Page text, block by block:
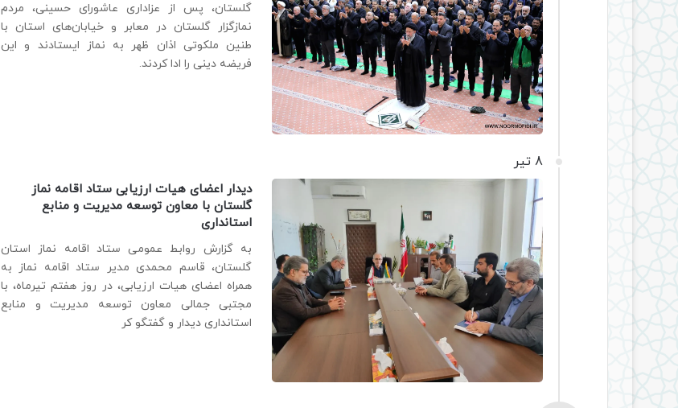
گلستان، پس از عزاداری عاشورای حسینی، مردم
نمازگزار گلستان در معابر و خیابان‌های استان با
طنین ملکوتی اذان ظهر به نماز ایستادند و این
فریضه دینی را ادا کردند.
8 تیر
دیدار اعضای هیات ارزیابی ستاد اقامه نماز
گلستان با معاون توسعه مدیریت و منابع
استانداری
به گزارش روابط عمومی ستاد اقامه نماز استان
گلستان، قاسم محمدی مدیر ستاد اقامه نماز به
همراه اعضای هیات ارزیابی، در روز هفتم تیرماه، با
مجتبی جمالی معاون توسعه مدیریت و منابع
استانداری دیدار و گفتگو کر